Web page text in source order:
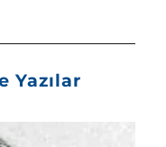
Yazılar